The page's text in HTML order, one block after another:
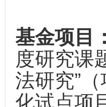
基金项目：
度研究课
法研究”
化试点项